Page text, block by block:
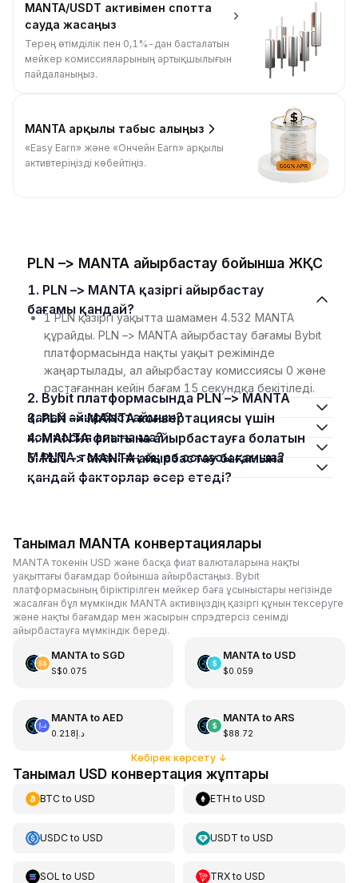
MANTA/USDT активімен спотта
сауда жасаңыз
Терең өтімділік пен 0,1%-дан басталатын
мейкер комиссияларының артықшылығын
пайдаланыңыз.
MANTA арқылы табыс алыңыз
«Easy Earn» және «Ончейн Earn» арқылы
активтеріңізді көбейтіңіз.
PLN –> MANTA айырбастау бойынша ЖҚС
1. PLN –> MANTA қазіргі айырбастау
бағамы қандай?
1 PLN қазіргі уақытта шамамен 4.532 MANTA
құрайды. PLN –> MANTA айырбастау бағамы Bybit
платформасында нақты уақыт режімінде
жаңартылады, ал айырбастау комиссиясы 0 және
растағаннан кейін бағам 15 секундқа бекітіледі.
2. Bybit платформасында PLN –> MANTA
қалай айырбастаймын?
3. PLN –> MANTA конвертациясы үшін
комиссия алына ма?
4. MANTA фиатына айырбастауға болатын
MANTA токенінің ең аз сомасы қанша?
5. PLN –> MANTA айырбастау бағамына
қандай факторлар әсер етеді?
Танымал MANTA конвертациялары
MANTA токенін USD және басқа фиат валюталарына нақты
уақыттағы бағамдар бойынша айырбастаңыз. Bybit
платформасының біріктірілген мейкер баға ұсыныстары негізінде
жасалған бұл мүмкіндік MANTA активіңіздің қазіргі құнын тексеруге
және нақты бағамдар мен жасырын спрэдтерсіз сенімді
айырбастауға мүмкіндік береді.
MANTAto SGD
S$0.075
MANTAto USD
$0.059
MANTAto AED
د.إ0.218
MANTAto ARS
$88.72
Көбірек көрсету↓
Танымал USD конвертация жұптары
BTCto USD ETH toUSD
USDCto USD USDT toUSD
SOL to USD TRXtoUSD